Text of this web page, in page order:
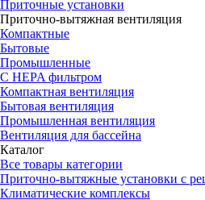
Приточные установки
Приточно-вытяжная вентиляция
Компактные
Бытовые
Промышленные
С HEPA фильтром
Компактная вентиляция
Бытовая вентиляция
Промышленная вентиляция
Вентиляция для бассейна
Каталог
Все товары категории
Приточно-вытяжные установки с
Климатические комплексы